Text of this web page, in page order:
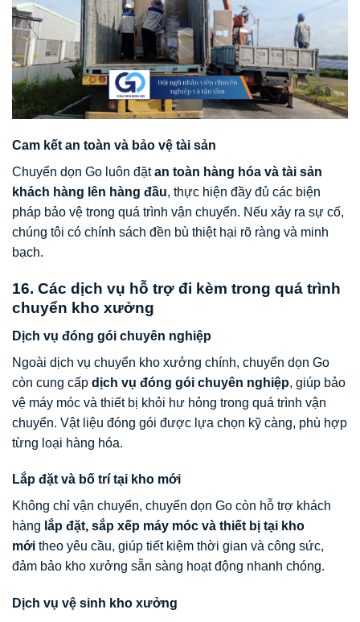
Cam kết an toàn và bảo vệ tài sản
Chuyển dọn Go luôn đặtan toàn hàng hóa và tài sản
khách hàng lên hàng đầu, thực hiện đầy đủ các biện
pháp bảo vệ trong quá trình vận chuyển. Nếu xảy ra sự cố,
chúng tôi có chính sách đền bù thiệt hại rõ ràng và minh
bạch.
16. Các dịch vụ hỗ trợ đi kèm trong quá trình
chuyển kho xưởng
Dịch vụ đóng gói chuyên nghiệp
Ngoài dịch vụ chuyển kho xưởng chính, chuyển dọn Go
còn cung cấp dịch vụ đóng gói chuyên nghiệp, giúp bảo
vệ máy móc và thiết bị khỏi hư hỏng trong quá trình vận
chuyển. Vật liệu đóng gói được lựa chọn kỹ càng, phù hợp
từng loại hàng hóa.
Lắp đặt và bố trí tại kho mới
Không chỉ vận chuyển, chuyển dọn Go còn hỗ trợ khách
hàng lắp đặt, sắp xếp máy móc và thiết bị tại kho
mới theo yêu cầu, giúp tiết kiệm thời gian và công sức,
đảm bảo kho xưởng sẵn sàng hoạt động nhanh chóng.
Dịch vụ vệ sinh kho xưởng